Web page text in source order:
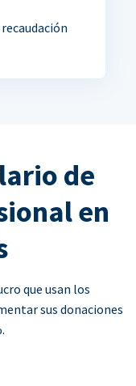
de
en
que usan los
sus donaciones